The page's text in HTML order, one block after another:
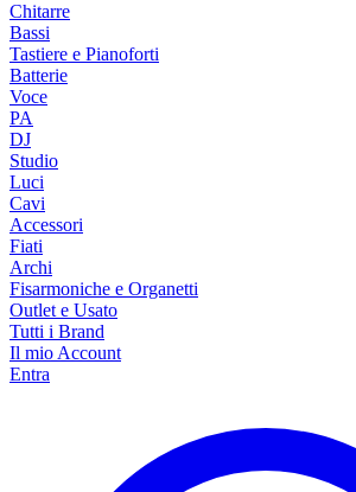
Chitarre
Bassi
Tastiere e Pianoforti
Batterie
Voce
PA
DJ
Studio
Luci
Cavi
Accessori
Fiati
Archi
Fisarmoniche e Organetti
Outlet e Usato
Tutti i Brand
Il mio Account
Entra